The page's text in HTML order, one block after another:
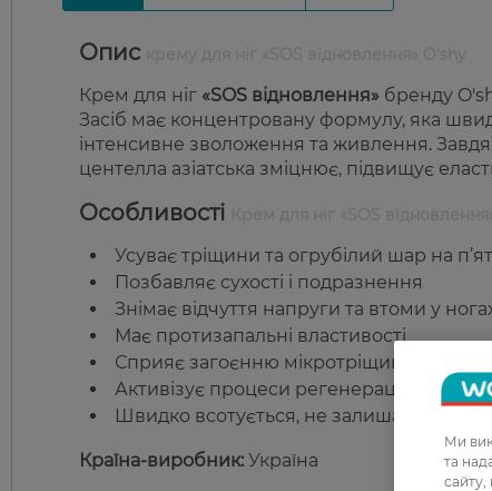
Опис
Крем для ніг «SOS відновлення» бренду
Засіб має концентровану формулу, яка
інтенсивне зволоження та живлення.
центелла азіатська зміцнює, підвищує
Особливості
Усуває тріщини та огрубілий шар на
Позбавляє сухості і подразнення
Знімає відчуття напруги та втоми у
Має протизапальні властивості
Сприяє загоєнню мікротріщин
Активізує процеси регенерації шкіри
Швидко всотується, не залишаючи
Країна-виробник: Україна
Ми
та
сайту,